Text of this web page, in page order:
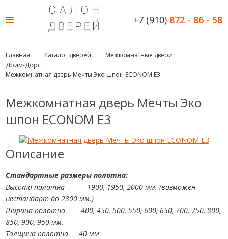
+7 (910) 872 - 86 - 58
Главная Каталог дверей
Межкомнатные двери
Дрим-Дорс
Межкомнатная дверь Мечты Эко шпон ECONOM E3
Межкомнатная дверь Мечты Эко
шпон ECONOM E3
Описание
Стандартные размеры полотна:
Высота полотна
1900, 1950, 2000 мм. (возможен
нестандарт до 2300 мм.)
Ширина полотна
400, 450, 500, 550, 600, 650, 700, 750, 800,
850, 900, 950 мм.
Толщина полотна
40 мм